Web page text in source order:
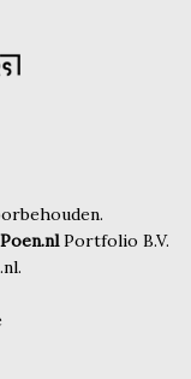
Poen.nlPortfolio B.V.